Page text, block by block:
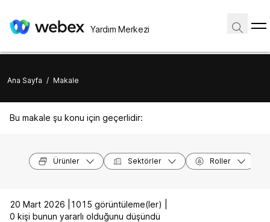
Yardım Merkezi
Ana Sayfa / Makale
Bu makale şu konu için geçerlidir:
Ürünler Sektörler Roller
20 Mart 2026 |
1015 görüntüleme(ler) |
0 kişi bunun yararlı olduğunu düşündü